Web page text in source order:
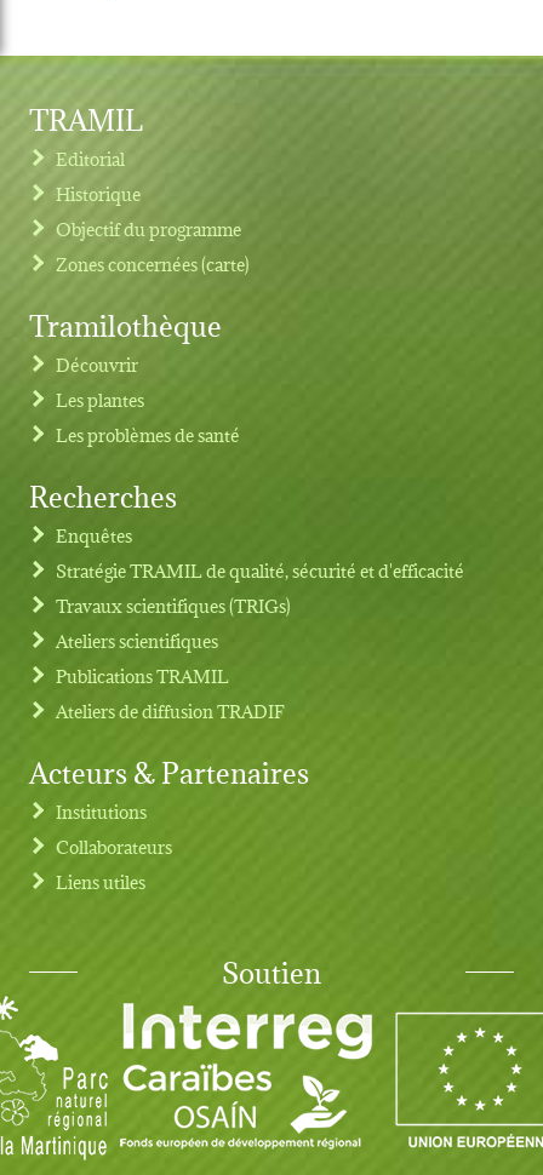
Footer menu
TRAMIL
Editorial
Historique
Objectif du programme
Zones concernées (carte)
Tramilothèque
Découvrir
Les plantes
Les problèmes de santé
Recherches
Enquêtes
Stratégie TRAMIL de qualité, sécurité et d'efficacité
Travaux scientifiques (TRIGs)
Ateliers scientifiques
Publications TRAMIL
Ateliers de diffusion TRADIF
Acteurs & Partenaires
Institutions
Collaborateurs
Liens utiles
Soutien